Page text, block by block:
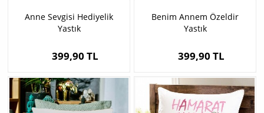
Anne Sevgisi Hediyelik
Yastık
399,90 TL
Benim Annem Özeldir
Yastık
399,90 TL